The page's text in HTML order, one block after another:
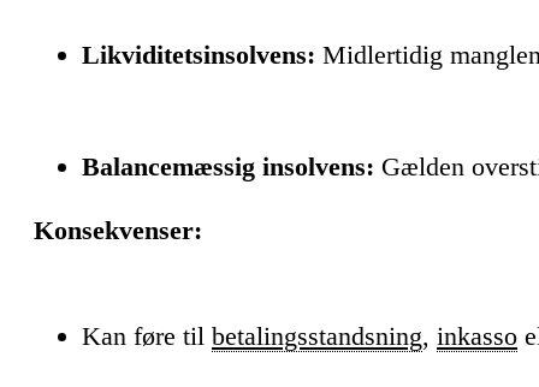
Likviditetsinsolvens: Midlertidig
Balancemæssig insolvens: Gælden
Konsekvenser:
Kan føre til betalingsstandsning, inkasso